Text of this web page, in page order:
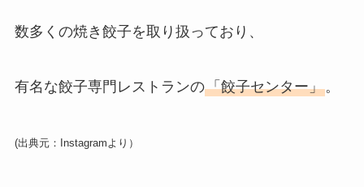
数多くの焼き餃子を取り扱っており、
有名な餃子専門レストランの「餃子センター」。
(出典元：Instagramより）